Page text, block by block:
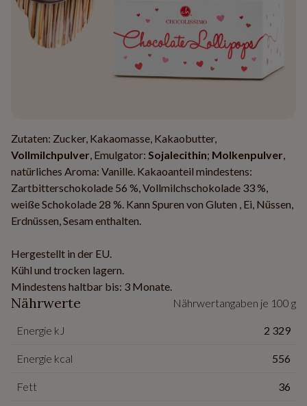
Zutaten: Zucker, Kakaomasse, Kakaobutter,
Vollmilchpulver, Emulgator: Sojalecithin; Molkenpulver,
natürliches Aroma: Vanille. Kakaoanteil mindestens:
Zartbitterschokolade 56 %, Vollmilchschokolade 33 %,
weiße Schokolade 28 %. Kann Spuren von Gluten , Ei, Nüssen,
Erdnüssen, Sesam enthalten.
Hergestellt in der EU.
Kühl und trocken lagern.
Mindestens haltbar bis: 3 Monate.
Nährwerte Nährwertangaben je 100 g
Energie kJ 2 329
Energie kcal 556
Fett 36